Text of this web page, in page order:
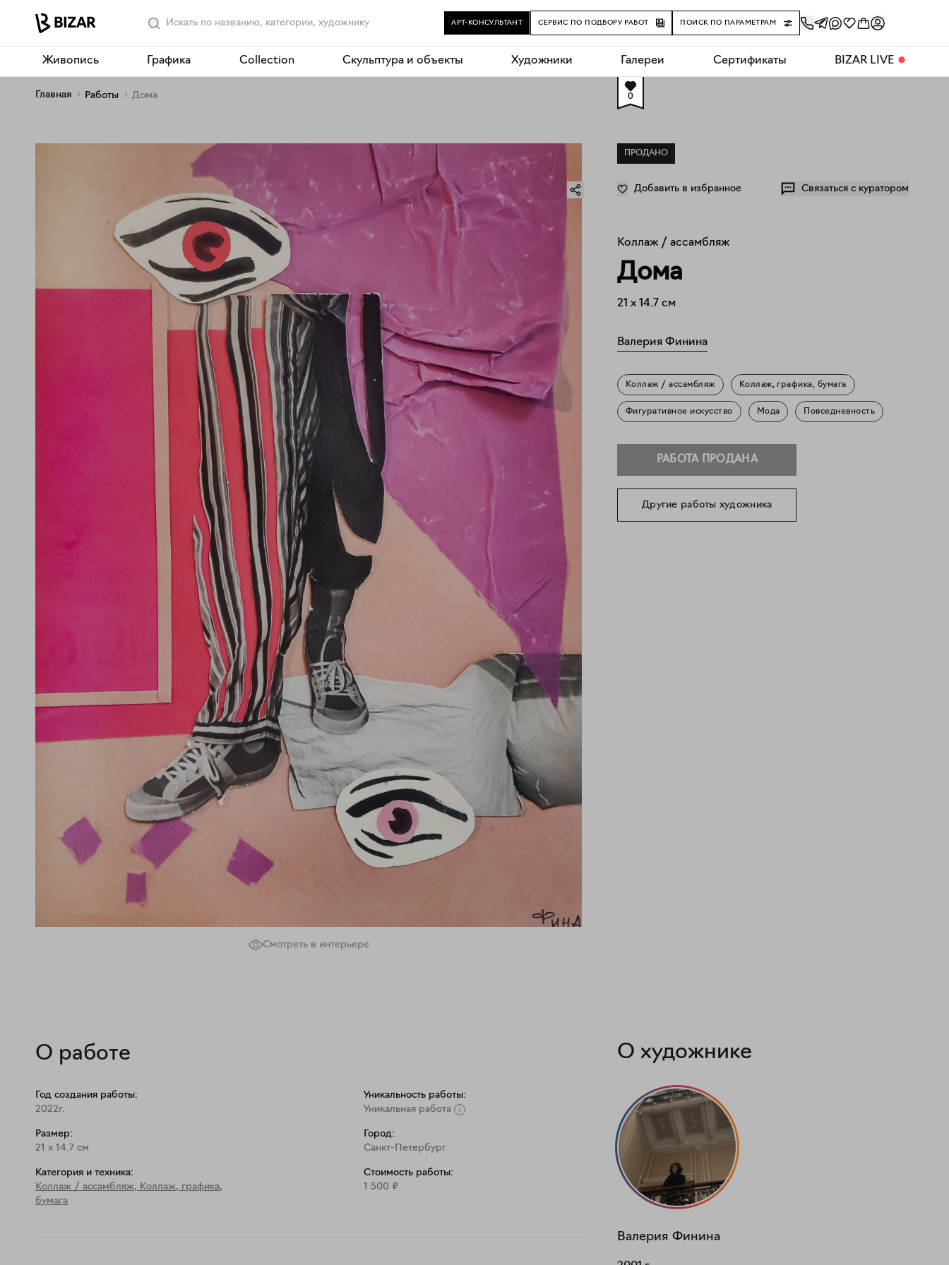
АРТ-КОНСУЛЬТАНТ СЕРВИС ПО ПОДБОРУ РАБОТ ПОИСК ПО ПАРАМЕТРАМ
Живопись Графика Collection Скульптура и объекты Художники Галереи Сертификаты BIZAR LIVE ⬤
Главная Работы Дома
Смотреть в интерьере
ПРОДАНО
0
Добавить в избранное Связаться с куратором
Коллаж / ассамбляж
Дома
21 x 14.7 см
Валерия Финина
Коллаж / ассамбляж Коллаж, графика, бумага
Фигуративное искусство Мода Повседневность
РАБОТА ПРОДАНА
Другие работы художника
О работе
Год создания работы:
2022г.
Размер:
21 x 14.7 см
Категория и техника:
Коллаж / ассамбляж, Коллаж, графика,
бумага
Уникальность работы:
Уникальная работа
Город:
Санкт-Петербург
Стоимость работы:
1 500 ₽
О художнике
Валерия Финина